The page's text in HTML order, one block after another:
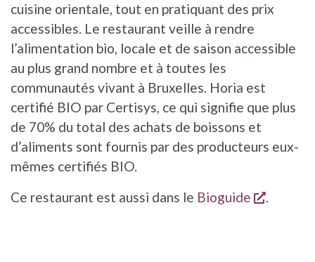
cuisine orientale, tout en pratiquant des prix
accessibles. Le restaurant veille à rendre
l’alimentation bio, locale et de saison accessible
au plus grand nombre et à toutes les
communautés vivant à Bruxelles. Horia est
certifié BIO par Certisys, ce qui signifie que plus
de 70% du total des achats de boissons et
d’aliments sont fournis par des producteurs eux-
mêmes certifiés BIO.
Ce restaurant est aussi dans le Bioguide s'ouvre
.